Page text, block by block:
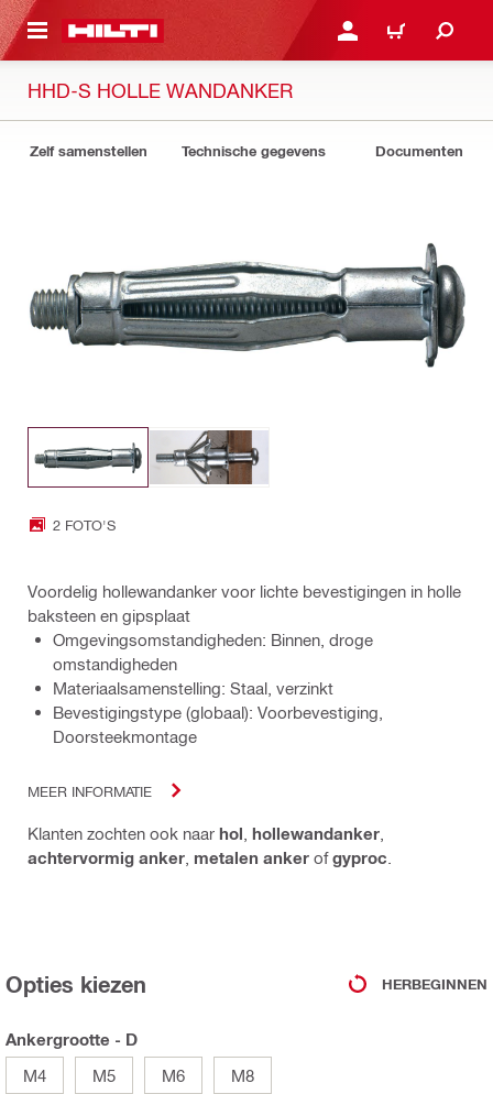
HOOFDINHOUD LOG IN OF REGISTREER
WINKELWAGEN
HHD-S HOLLE WANDANKER
Zelf samenstellen Technische gegevens Documenten
2 FOTO'S
Voordelig hollewandanker voor lichte bevestigingen in holle
baksteen en gipsplaat
Omgevingsomstandigheden: Binnen, droge
omstandigheden
Materiaalsamenstelling: Staal, verzinkt
Bevestigingstype (globaal): Voorbevestiging,
Doorsteekmontage
MEER INFORMATIE
Klanten zochten ook naar hol hollewandanker
achtervormig anker metalen anker ofgyproc
Opties kiezen HERBEGINNEN
Ankergrootte - D
M4
M5 M6 M8